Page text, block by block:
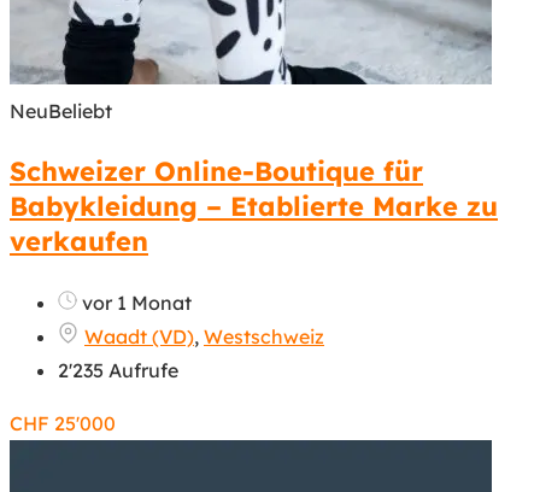
NeuBeliebt
Schweizer Online-Boutique für
Babykleidung – Etablierte Marke zu
verkaufen
vor 1 Monat
Waadt (VD), Westschweiz
2'235 Aufrufe
CHF 25'000